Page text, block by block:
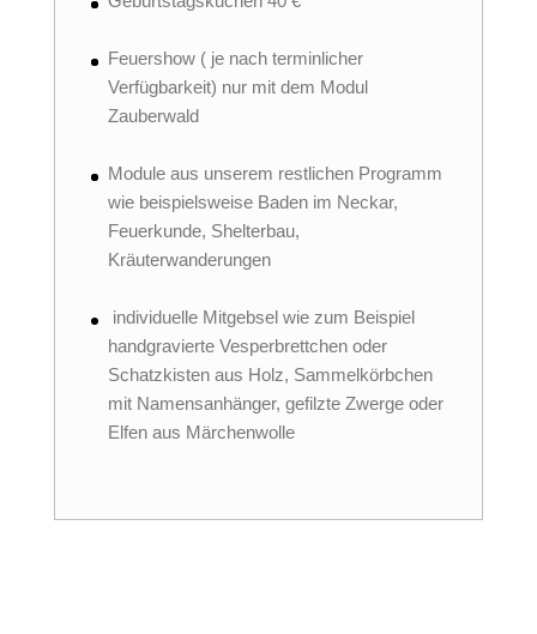
Feuershow ( je nach terminlicher
Verfügbarkeit) nur mit dem Modul
Zauberwald
Module aus unserem restlichen Programm
wie beispielsweise Baden im Neckar,
Feuerkunde, Shelterbau,
Kräuterwanderungen
individuelle Mitgebsel wie zum Beispiel
handgravierte Vesperbrettchen oder
Schatzkisten aus Holz, Sammelkörbchen
mit Namensanhänger, gefilzte Zwerge oder
Elfen aus Märchenwolle